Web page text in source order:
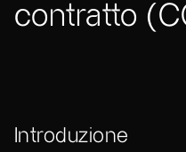
contratto
Introduzione